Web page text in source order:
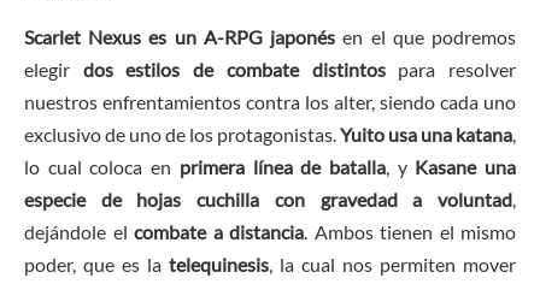
Scarlet Nexus es un A-RPG japonésen el que podremos
elegir dos estilos de combate distintos para resolver
nuestros enfrentamientos contra los alter, siendo cada uno
exclusivo de uno de los protagonistas.Yuito usa una katana,
lo cual coloca en primera línea de batalla, y Kasane una
especie de hojas cuchilla con gravedad a voluntad,
dejándole el combate a distancia. Ambos tienen el mismo
poder, que es la telequinesis, la cual nos permiten mover